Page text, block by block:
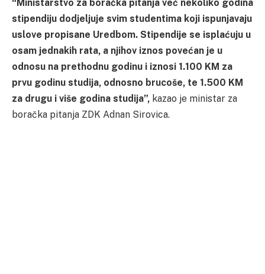
“Ministarstvo za boračka pitanja već nekoliko godina
stipendiju dodjeljuje svim studentima koji ispunjavaju
uslove propisane Uredbom. Stipendije se isplaćuju u
osam jednakih rata, a njihov iznos povećan je u
odnosu na prethodnu godinu i iznosi 1.100 KM za
prvu godinu studija, odnosno brucoše, te 1.500 KM
za drugu i više godina studija”, kazao je ministar za
boračka pitanja ZDK Adnan Sirovica.